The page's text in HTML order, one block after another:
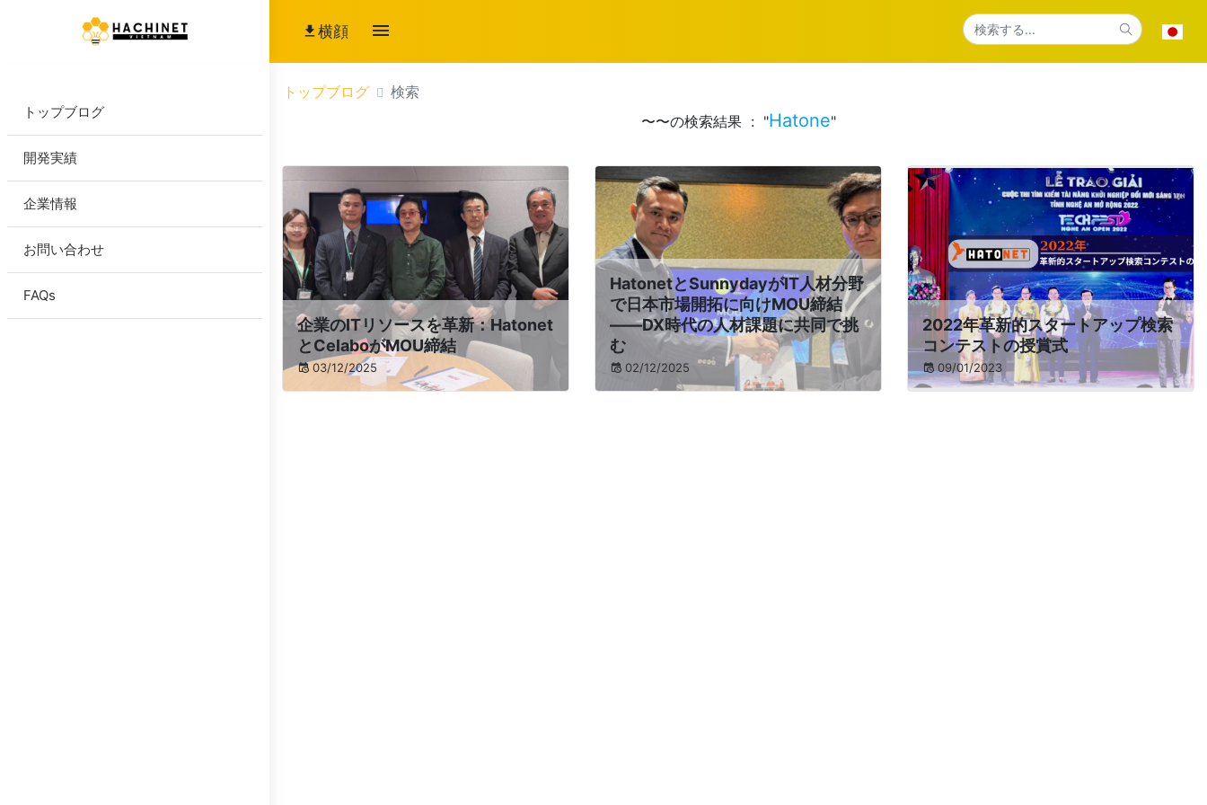
横顔
トップブログ
開発実績
企業情報
お問い合わせ
FAQs
トップブログ
検索
〜〜の検索結果 : "Hatone"
企業のITリソースを革新：Hatonet
とCelaboがMOU締結
03/12/2025
HatonetとSunnydayがIT人材分野
で日本市場開拓に向けMOU締結
――DX時代の人材課題に共同で挑
む
02/12/2025
2022年革新的スタートアップ検索
コンテストの授賞式
09/01/2023